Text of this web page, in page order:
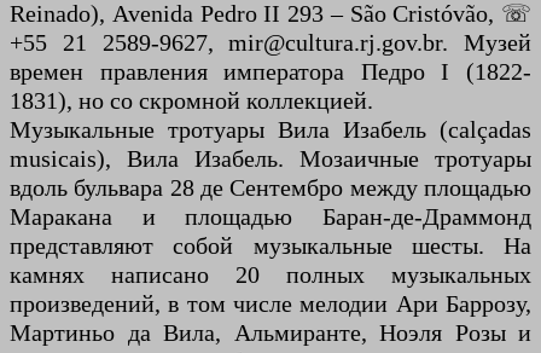
Reinado), Avenida Pedro II 293 – São Cristóvão, ☏
+55 21 2589-9627, mir@cultura.rj.gov.br. Музей
времен правления императора Педро I (1822-
1831), но со скромной коллекцией.
Музыкальные тротуары Вила Изабель (calçadas
musicais), Вила Изабель. Мозаичные тротуары
вдоль бульвара 28 де Сентембро между площадью
Маракана и площадью Баран-де-Драммонд
представляют собой музыкальные шесты. На
камнях написано 20 полных музыкальных
произведений, в том числе мелодии Ари Баррозу,
Мартиньо да Вила, Альмиранте, Ноэля Розы и